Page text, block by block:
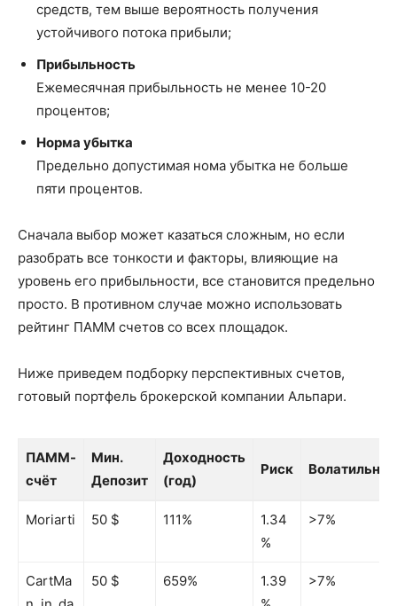
средств, тем выше вероятность получения
устойчивого потока прибыли;
Прибыльность
Ежемесячная прибыльность не менее 10-20
процентов;
Норма убытка
Предельно допустимая нома убытка не больше
пяти процентов.
Сначала выбор может казаться сложным, но если
разобрать все тонкости и факторы, влияющие на
уровень его прибыльности, все становится предельно
просто. В противном случае можно использовать
рейтинг ПАММ счетов со всех площадок.
Ниже приведем подборку перспективных счетов,
готовый портфель брокерской компании Альпари.
ПАММ-
счёт
Мин.
Депозит
Доходность
(год)
Риск
ПАММ-
Мин.
Доходность
Риск
Moriarti 50 $ 111%
1.34
%
>7%
CartMa
50 $ 659%
1.39
>7%